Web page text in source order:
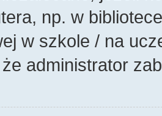
np. w
w szkole / na
administrator